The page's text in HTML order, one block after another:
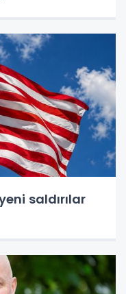
saldırılar